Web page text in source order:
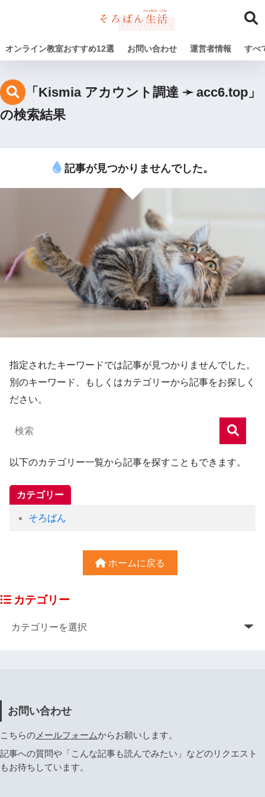
オンライン教室おすすめ12選 お問い合わせ 運営者情報 すべ
「Kismia アカウント調達 ➛ acc6.top」
の検索結果
記事が見つかりませんでした。
指定されたキーワードでは記事が見つかりませんでした。
別のキーワード、もしくはカテゴリーから記事をお探しく
ださい。
以下のカテゴリー一覧から記事を探すこともできます。
カテゴリー
そろばん
ホームに戻る
カテゴリー
お問い合わせ
こちらのメールフォームからお願いします。
記事への質問や「こんな記事も読んでみたい」などのリクエスト
もお待ちしています。